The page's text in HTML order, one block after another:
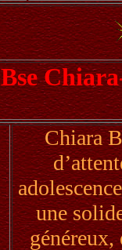
Bse
Chiara
une
généreux,